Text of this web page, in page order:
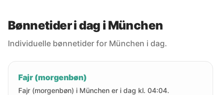
Bønnetider i dag i München
Individuelle bønnetider for München i dag.
Fajr (morgenbøn)
Fajr (morgenbøn) i München er i dag kl. 04:04.